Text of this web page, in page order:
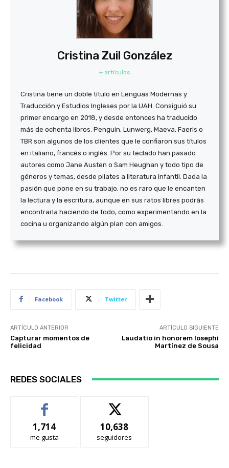
Cristina Zuil González
+ artículos
Cristina tiene un doble título en Lenguas Modernas y
Traducción y Estudios Ingleses por la UAH. Consiguió su
primer encargo en 2018, y desde entonces ha traducido
más de ochenta libros. Penguin, Lunwerg, Maeva, Faeris o
TBR son algunos de los clientes que le confiaron sus títulos
en italiano, francés o inglés. Por su teclado han pasado
autores como Jane Austen o Sam Heughan y todo tipo de
géneros y temas, desde pilates a literatura infantil. Dada la
pasión que pone en su trabajo, no es raro que le encanten
la lectura y la escritura, aunque en sus ratos libres podrás
encontrarla haciendo de todo, como experimentando en la
cocina u organizando algún plan con amigos.
Facebook Twitter
ARTÍCULO ANTERIOR
Capturar momentos de
felicidad
ARTÍCULO SIGUIENTE
Laudatio in honorem Iosephi
Martínez de Sousa
REDES SOCIALES
1,714
me gusta
10,638
seguidores